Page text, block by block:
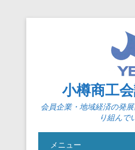
小樽商工
会員企業・地域経済の発
り組んで
メニュー